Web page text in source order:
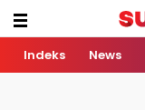
Indeks News